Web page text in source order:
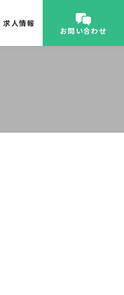
求人情報
お問い合わせ